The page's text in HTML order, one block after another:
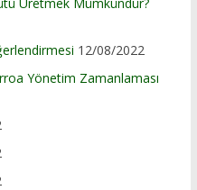
12/08/2022
Yönetim Zamanlaması